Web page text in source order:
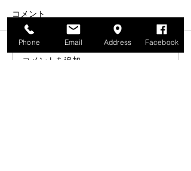
★SOLD OUT★カスタム
コメント
コメントを追加…
Phone Email Address Facebook